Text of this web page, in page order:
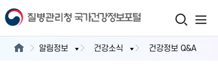
알림정보 건강소식 건강정보 Q&A